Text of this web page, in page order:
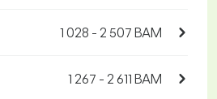
1 028 - 2 507 BAM
1 267 - 2 611 BAM